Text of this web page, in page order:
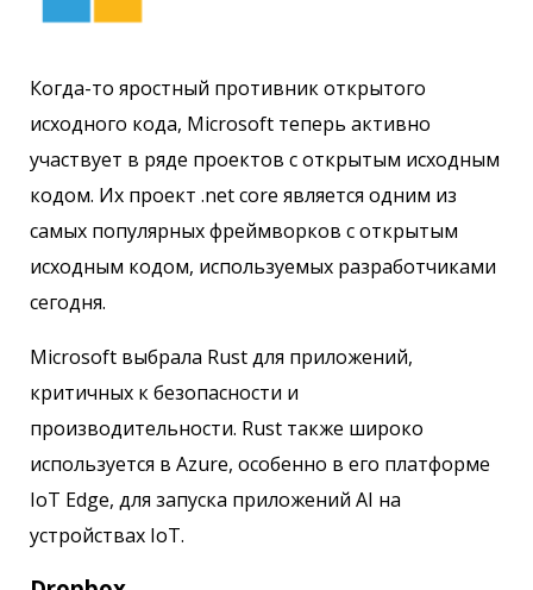
Когда-то яростный противник открытого
исходного кода, Microsoft теперь активно
участвует в ряде проектов с открытым исходным
кодом. Их проект .net core является одним из
самых популярных фреймворков с открытым
исходным кодом, используемых разработчиками
сегодня.
Microsoft выбрала Rust для приложений,
критичных к безопасности и
производительности. Rust также широко
используется в Azure, особенно в его платформе
IoT Edge, для запуска приложений AI на
устройствах IoT.